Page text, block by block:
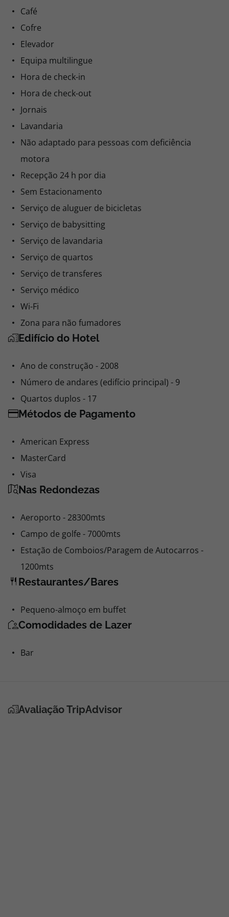
Café
Cofre
Elevador
Equipa multilingue
Hora de check-in
Hora de check-out
Jornais
Lavandaria
Não adaptado para pessoas com deficiência
motora
Recepção 24 h por dia
Sem Estacionamento
Serviço de aluguer de bicicletas
Serviço de babysitting
Serviço de lavandaria
Serviço de quartos
Serviço de transferes
Serviço médico
Wi-Fi
Zona para não fumadores
Edifício do Hotel
Ano de construção - 2008
Número de andares (edifício principal) - 9
Quartos duplos - 17
Métodos de Pagamento
American Express
MasterCard
Visa
Nas Redondezas
Aeroporto - 28300mts
Campo de golfe - 7000mts
Estação de Comboios/Paragem de Autocarros -
1200mts
Restaurantes/Bares
Pequeno-almoço em buffet
Comodidades de Lazer
Bar
Avaliação TripAdvisor